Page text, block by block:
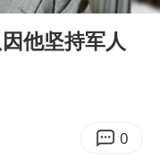
奶茶到底有多火
他坚持军人
0